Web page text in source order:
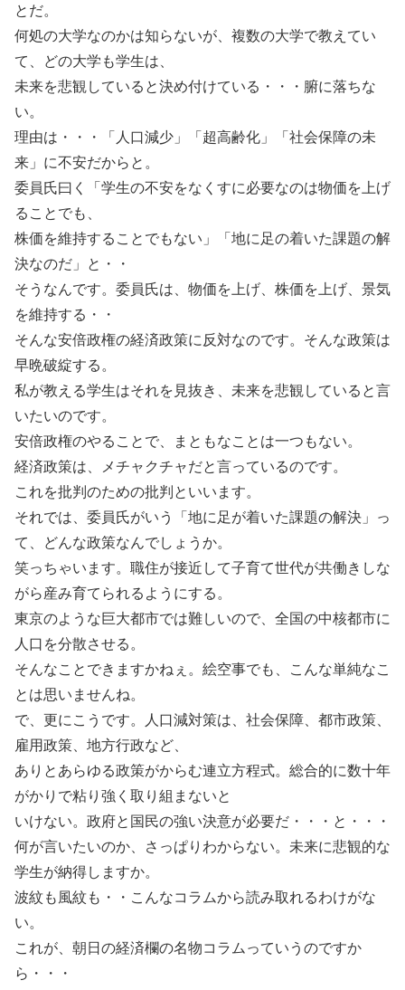
とだ。
何処の大学なのかは知らないが、複数の大学で教えてい
て、どの大学も学生は、
未来を悲観していると決め付けている・・・腑に落ちな
い。
理由は・・・「人口減少」「超高齢化」「社会保障の未
来」に不安だからと。
委員氏曰く「学生の不安をなくすに必要なのは物価を上げ
ることでも、
株価を維持することでもない」「地に足の着いた課題の解
決なのだ」と・・
そうなんです。委員氏は、物価を上げ、株価を上げ、景気
を維持する・・
そんな安倍政権の経済政策に反対なのです。そんな政策は
早晩破綻する。
私が教える学生はそれを見抜き、未来を悲観していると言
いたいのです。
安倍政権のやることで、まともなことは一つもない。
経済政策は、メチャクチャだと言っているのです。
これを批判のための批判といいます。
それでは、委員氏がいう「地に足が着いた課題の解決」っ
て、どんな政策なんでしょうか。
笑っちゃいます。職住が接近して子育て世代が共働きしな
がら産み育てられるようにする。
東京のような巨大都市では難しいので、全国の中核都市に
人口を分散させる。
そんなことできますかねぇ。絵空事でも、こんな単純なこ
とは思いませんね。
で、更にこうです。人口減対策は、社会保障、都市政策、
雇用政策、地方行政など、
ありとあらゆる政策がからむ連立方程式。総合的に数十年
がかりで粘り強く取り組まないと
いけない。政府と国民の強い決意が必要だ・・・と・・・
何が言いたいのか、さっぱりわからない。未来に悲観的な
学生が納得しますか。
波紋も風紋も・・こんなコラムから読み取れるわけがな
い。
これが、朝日の経済欄の名物コラムっていうのですか
ら・・・